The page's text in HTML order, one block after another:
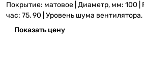
Покрытие: матовое | Диаметр, мм: 100 |
час: 75, 90 | Уровень шума вентилятора,
Показать цену